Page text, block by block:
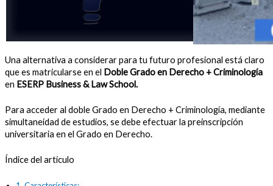
Una alternativa a considerar para tu futuro profesional está claro
que es matricularse en el Doble Grado en Derecho + Criminología
en ESERP Business & Law School.
Para acceder al doble Grado en Derecho + Criminología, mediante
simultaneidad de estudios, se debe efectuar la preinscripción
universitaria en el Grado en Derecho.
Índice del artículo